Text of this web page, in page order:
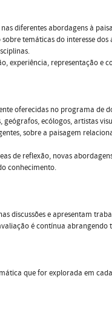
diferentes abordagens à
temáticas do interesse dos
experiência, representação e
oferecidas no programa de
ecólogos, artistas
sobre a paisagem
de reflexão, novas
conhecimento.
discussões e apresentam
é contínua abrangendo
que for explorada em